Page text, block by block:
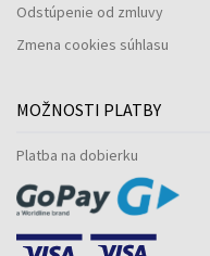
Odstúpenie od zmluvy
Zmena cookies súhlasu
MOŽNOSTI PLATBY
Platba na dobierku